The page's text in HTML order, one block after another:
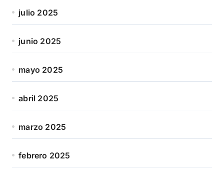
julio 2025
junio 2025
mayo 2025
abril 2025
marzo 2025
febrero 2025